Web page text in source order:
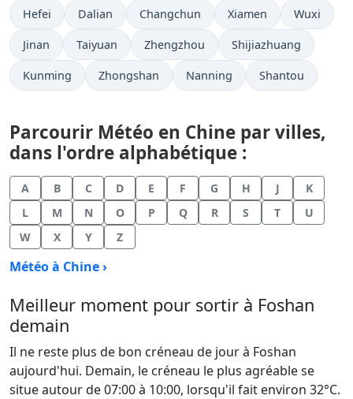
Hefei Dalian Changchun Xiamen Wuxi
Jinan Taiyuan Zhengzhou Shijiazhuang
Kunming Zhongshan Nanning Shantou
Parcourir Météo en Chine par villes,
dans l'ordre alphabétique :
A B C D E F G H J
K
L
M N O P Q R S T
U
W
X Y Z
Météo à Chine ›
Meilleur moment pour sortir à Foshan
demain
Il ne reste plus de bon créneau de jour à Foshan
aujourd'hui. Demain, le créneau le plus agréable se
situe autour de 07:00 à 10:00, lorsqu'il fait environ 32°C.